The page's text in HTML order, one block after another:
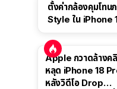
ตั้งค่ากล้องคุมโท
Style ใน iPhone
Apple กวาดล้างค
หลุด iPhone 18
หลังวิดีโอ Drop